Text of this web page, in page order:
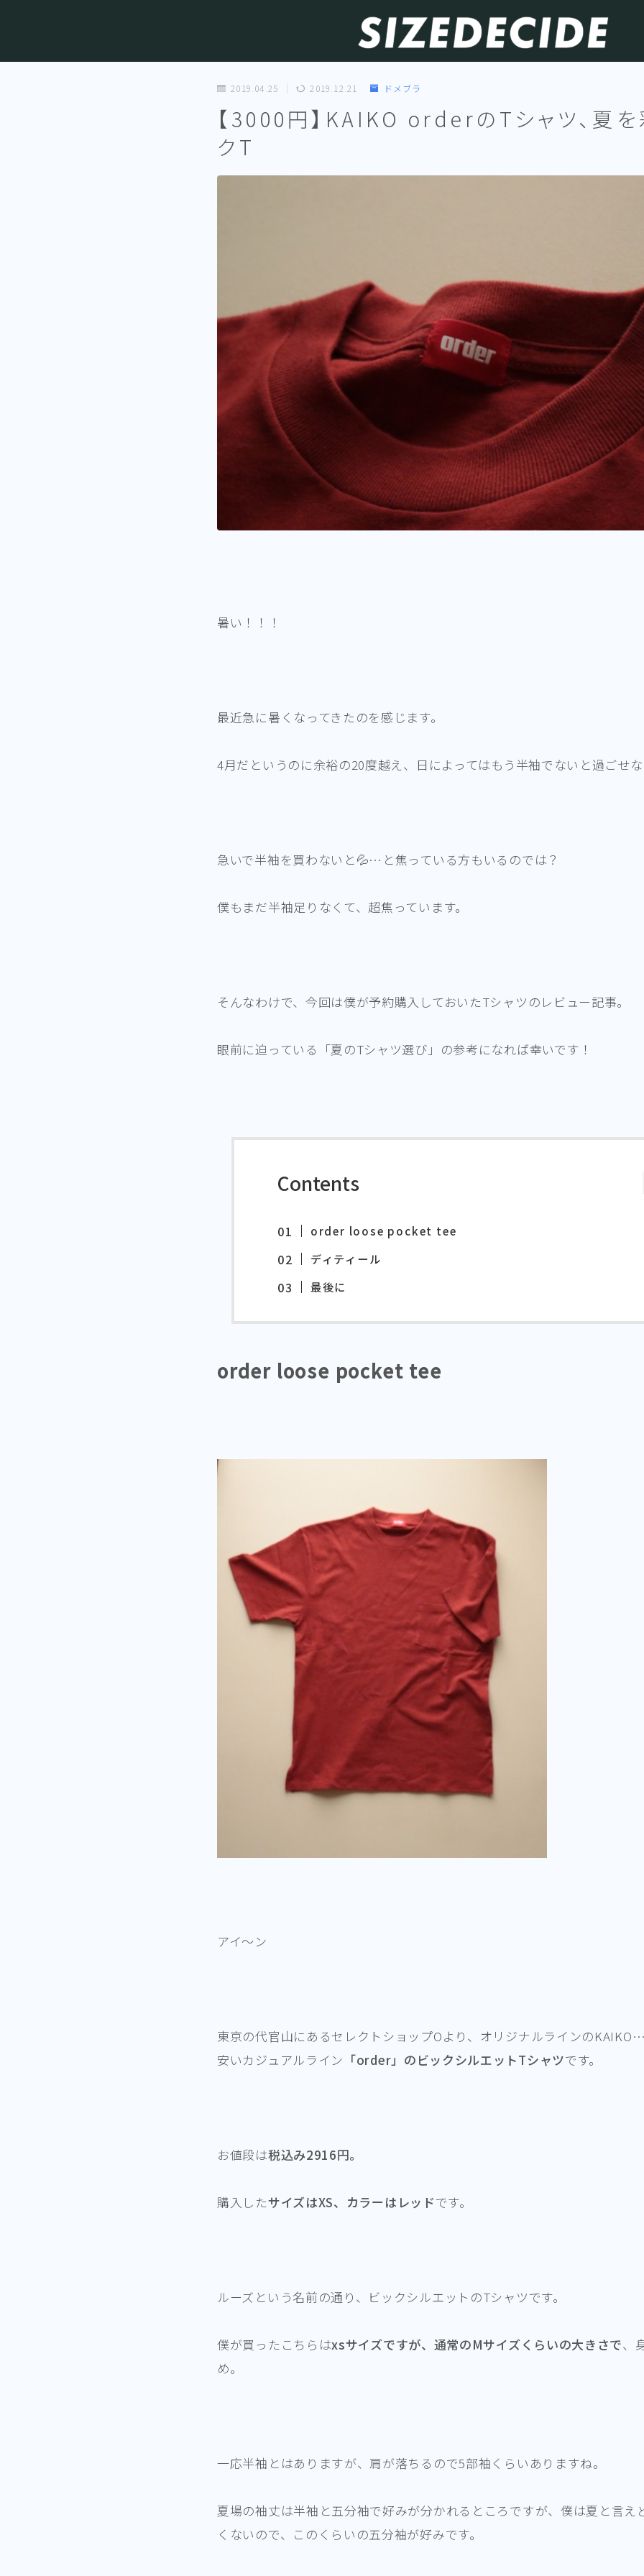
2019.04.25 2019.12.21 ドメブラ
【3000円】KAIKO orderのTシャツ、夏
クT
暑い！！！
最近急に暑くなってきたのを感じます。
4月だというのに余裕の20度越え、日によってはもう半袖でないと過ごせ
急いで半袖を買わないと💦…と焦っている方もいるのでは？
僕もまだ半袖足りなくて、超焦っています。
そんなわけで、今回は僕が予約購入しておいたTシャツのレビュー記事。
眼前に迫っている「夏のTシャツ選び」の参考になれば幸いです！
Contents
order loose pocket tee
ディティール
最後に
order loose pocket tee
アイ～ン
東京の代官山にあるセレクトショップOより、オリジナルラインの
安いカジュアルライン 「order」のビックシルエットTシャツです。
お値段は税込み2916円。
購入したサイズはXS、カラーはレッドです。
ルーズという名前の通り、ビックシルエットのTシャツです。
僕が買ったこちらはxsサイズですが、通常のMサイズくらいの大きさで、
め。
一応半袖とはありますが、肩が落ちるので5部袖くらいありますね。
夏場の袖丈は半袖と五分袖で好みが分かれるところですが、僕は夏と言え
くないので、このくらいの五分袖が好みです。